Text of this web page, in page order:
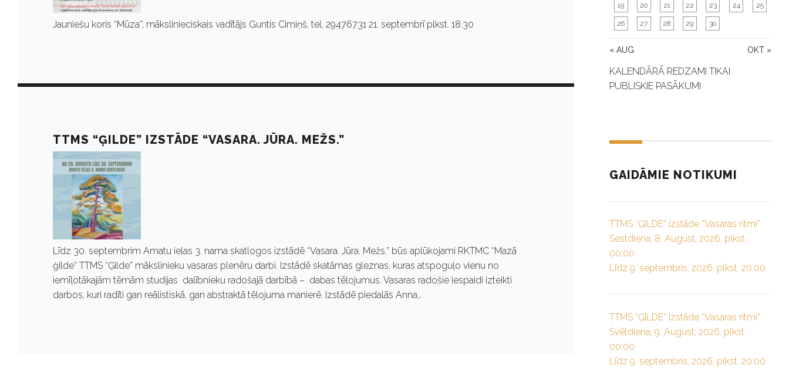
p
Jauniešu koris “Mūza”, mākslinieciskais vadītājs Guntis Cimiņš, tel. 29476731 21. septembrī plkst. 18.30
TTMS “ĢILDE” IZSTĀDE “VASARA. JŪRA. MEŽS.”
Līdz 30. septembrim Amatu ielas 3. nama skatlogos izstādē “Vasara. Jūra. Mežs.” būs aplūkojami RKTMC “Mazā
ģilde” TTMS “Ģilde” mākslinieku vasaras plenēru darbi. Izstādē skatāmas gleznas, kuras atspoguļo vienu no
iemīļotākajām tēmām studijas dalībnieku radošajā darbībā – dabas tēlojumus. Vasaras radošie iespaidi izteikti
darbos, kuri radīti gan reālistiskā, gan abstraktā tēlojuma manierē. Izstādē piedalās Anna…
« AUG OKT »
19 20 21 22 23 24 25
26 27 28 29 30
KALENDĀRĀ REDZAMI TIKAI
PUBLISKIE PASĀKUMI
GAIDĀMIE NOTIKUMI
TTMS “ĢILDE” izstāde “Vasaras ritmi”
Sestdiena, 8. August, 2026. plkst.
00:00
Līdz 9. septembris, 2026. plkst. 20:00
TTMS “ĢILDE” izstāde “Vasaras ritmi”
Svētdiena, 9. August, 2026. plkst.
00:00
Līdz 9. septembris, 2026. plkst. 20:00